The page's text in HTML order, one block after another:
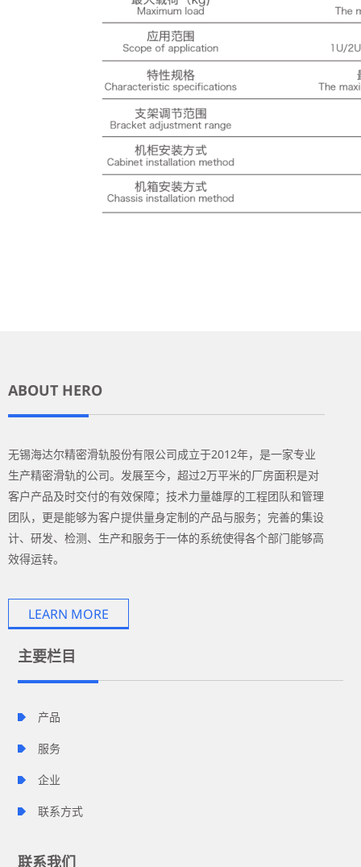
ABOUT HERO
无锡海达尔精密滑轨股份有限公司成立于2012年，是一家专业
生产精密滑轨的公司。发展至今，超过2万平米的厂房面积是对
客户产品及时交付的有效保障；技术力量雄厚的工程团队和管理
团队，更是能够为客户提供量身定制的产品与服务；完善的集设
计、研发、检测、生产和服务于一体的系统使得各个部门能够高
效得运转。
LEARN MORE
主要栏目
产品
服务
企业
联系方式
联系我们